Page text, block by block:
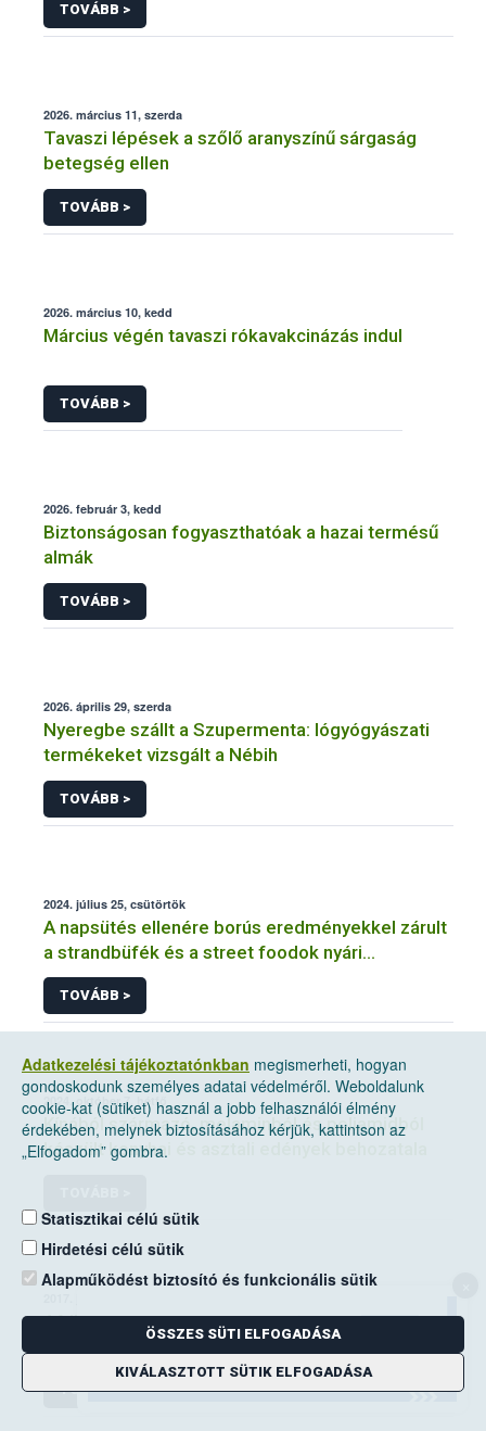
TOVÁBB >
2026. március 11, szerda
Tavaszi lépések a szőlő aranyszínű sárgaság
betegség ellen
TOVÁBB >
2026. március 10, kedd
Március végén tavaszi rókavakcinázás indul
TOVÁBB >
2026. február 3, kedd
Biztonságosan fogyaszthatóak a hazai termésű
almák
TOVÁBB >
2026. április 29, szerda
Nyeregbe szállt a Szupermenta: lógyógyászati
termékeket vizsgált a Nébih
TOVÁBB >
2024. július 25, csütörtök
A napsütés ellenére borús eredményekkel zárult
a strandbüfék és a street foodok nyári
szezonális ellenőrzése
TOVÁBB >
2024. október 7, hétfő
Kínából származó, melaminból és poliamidból
készült konyhai és asztali edények behozatala
Afrikai sertéspestis vírust mutattak ki
Csehországban
TOVÁBB >
Adatkezelési tájékoztatónkban megismerheti, hogyan
gondoskodunk személyes adatai védelméről. Weboldalunk
cookie-kat (sütiket) használ a jobb felhasználói élmény
érdekében, melynek biztosításához kérjük, kattintson az
„Elfogadom” gombra.
Statisztikai célú sütik
Hirdetési célú sütik
Alapműködést biztosító és funkcionális sütik
ÖSSZES SÜTI ELFOGADÁSA
KIVÁLASZTOTT SÜTIK ELFOGADÁSA